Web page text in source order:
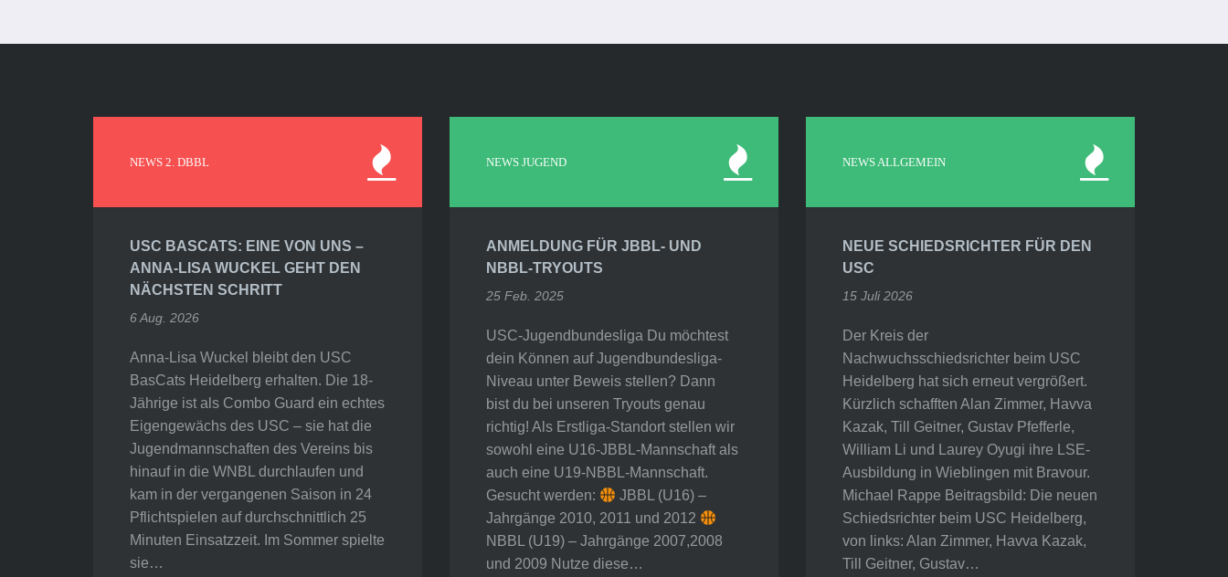
NEWS 2. DBBL
USC BASCATS: EINE VON UNS –
ANNA-LISA WUCKEL GEHT DEN
NÄCHSTEN SCHRITT
6 Aug. 2026
Anna-Lisa Wuckel bleibt den USC
BasCats Heidelberg erhalten. Die 18-
Jährige ist als Combo Guard ein echtes
Eigengewächs des USC – sie hat die
Jugendmannschaften des Vereins bis
hinauf in die WNBL durchlaufen und
kam in der vergangenen Saison in 24
Pflichtspielen auf durchschnittlich 25
Minuten Einsatzzeit. Im Sommer spielte
sie…
NEWS JUGEND
ANMELDUNG FÜR JBBL- UND
NBBL-TRYOUTS
25 Feb. 2025
USC-Jugendbundesliga Du möchtest
dein Können auf Jugendbundesliga-
Niveau unter Beweis stellen? Dann
bist du bei unseren Tryouts genau
richtig! Als Erstliga-Standort stellen wir
sowohl eine U16-JBBL-Mannschaft als
auch eine U19-NBBL-Mannschaft.
Gesucht werden:
JBBL (U16) –
Jahrgänge 2010, 2011 und 2012
NBBL (U19) – Jahrgänge 2007,2008
und 2009 Nutze diese…
NEWS ALLGEMEIN
NEUE SCHIEDSRICHTER FÜR DEN
USC
15 Juli 2026
Der Kreis der
Nachwuchsschiedsrichter beim USC
Heidelberg hat sich erneut vergrößert.
Kürzlich schafften Alan Zimmer, Havva
Kazak, Till Geitner, Gustav Pfefferle,
William Li und Laurey Oyugi ihre LSE-
Ausbildung in Wieblingen mit Bravour.
Michael Rappe Beitragsbild: Die neuen
Schiedsrichter beim USC Heidelberg,
von links: Alan Zimmer, Havva Kazak,
Till Geitner, Gustav…